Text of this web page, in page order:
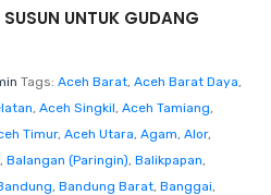
UNTUK GUDANG
Tags: Aceh Barat, Aceh Barat Daya,
, Aceh Singkil, Aceh Tamiang,
Timur, Aceh Utara, Agam, Alor,
, Balangan (Paringin), Balikpapan,
, Bandung Barat, Banggai,